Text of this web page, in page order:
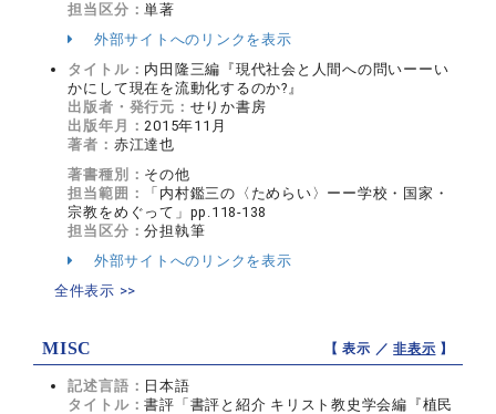
担当区分：単著
外部サイトへのリンクを表示
タイトル： 内田隆三編『現代社会と人間への問いーーい
かにして現在を流動化するのか?』
出版者・発行元： せりか書房
出版年月：2015年11月
著者： 赤江達也
著書種別： その他
担当範囲：
「内村鑑三の〈ためらい〉ーー学校・国家・
宗教をめぐって」pp.118-138
担当区分：分担執筆
外部サイトへのリンクを表示
全件表示 >>
MISC 【 表示 ／非表示 】
記述言語： 日本語
タイトル：書評「書評と紹介 キリスト教史学会編『植民